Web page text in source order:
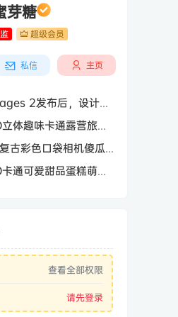
芽糖
超级会员
私信 主页
2发布后，设计行
体趣味卡通露营旅行
插画PNG免抠图片素
古彩色口袋相机傻瓜
模板样机效果图素材
通可爱甜品蛋糕萌趣
查看全部权限
请先登录